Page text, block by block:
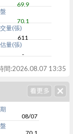
69.9
70.1
量(張)
611
量(張)
-
間:2026.08.07 13:35
08/07